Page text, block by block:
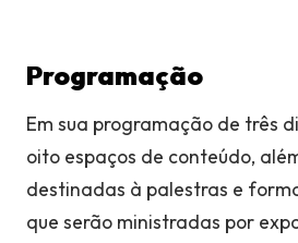
Programação
Em sua programação de três
oito espaços de conteúdo,
destinadas à palestras e
que serão ministradas por